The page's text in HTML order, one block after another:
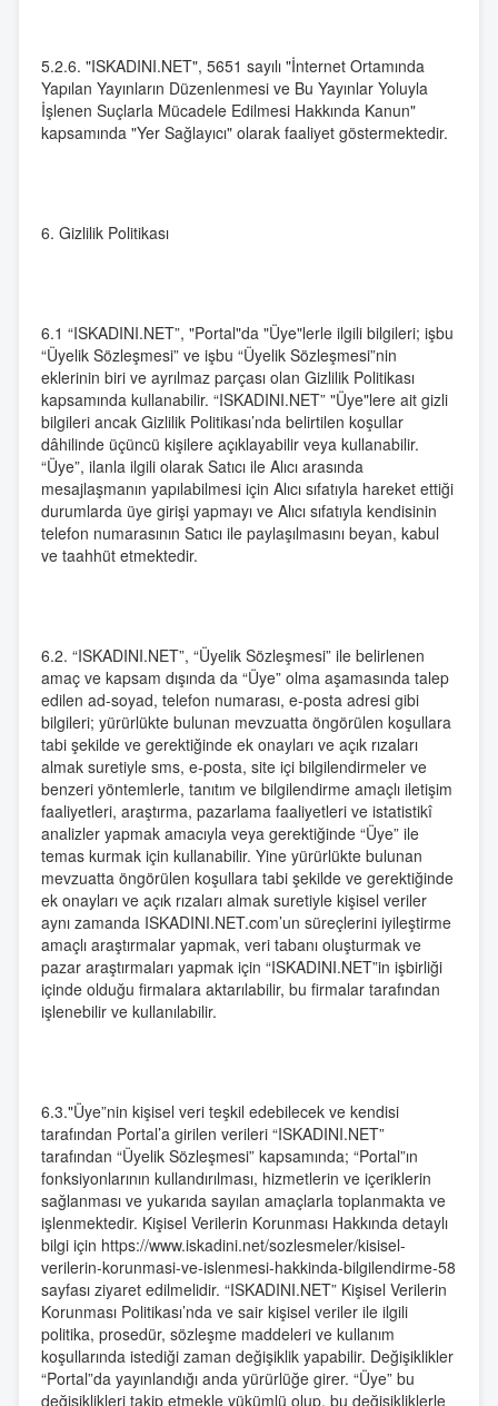
5.2.6. "ISKADINI.NET", 5651 sayılı "İnternet Ortamında
Yapılan Yayınların Düzenlenmesi ve Bu Yayınlar Yoluyla
İşlenen Suçlarla Mücadele Edilmesi Hakkında Kanun"
kapsamında "Yer Sağlayıcı" olarak faaliyet göstermektedir.
6. Gizlilik Politikası
6.1 “ISKADINI.NET”, "Portal"da "Üye"lerle ilgili bilgileri; işbu
“Üyelik Sözleşmesi” ve işbu “Üyelik Sözleşmesi”nin
eklerinin biri ve ayrılmaz parçası olan Gizlilik Politikası
kapsamında kullanabilir. “ISKADINI.NET” "Üye"lere ait gizli
bilgileri ancak Gizlilik Politikası’nda belirtilen koşullar
dâhilinde üçüncü kişilere açıklayabilir veya kullanabilir.
“Üye”, ilanla ilgili olarak Satıcı ile Alıcı arasında
mesajlaşmanın yapılabilmesi için Alıcı sıfatıyla hareket ettiği
durumlarda üye girişi yapmayı ve Alıcı sıfatıyla kendisinin
telefon numarasının Satıcı ile paylaşılmasını beyan, kabul
ve taahhüt etmektedir.
6.2. “ISKADINI.NET”, “Üyelik Sözleşmesi” ile belirlenen
amaç ve kapsam dışında da “Üye” olma aşamasında talep
edilen ad-soyad, telefon numarası, e-posta adresi gibi
bilgileri; yürürlükte bulunan mevzuatta öngörülen koşullara
tabi şekilde ve gerektiğinde ek onayları ve açık rızaları
almak suretiyle sms, e-posta, site içi bilgilendirmeler ve
benzeri yöntemlerle, tanıtım ve bilgilendirme amaçlı iletişim
faaliyetleri, araştırma, pazarlama faaliyetleri ve istatistikî
analizler yapmak amacıyla veya gerektiğinde “Üye” ile
temas kurmak için kullanabilir. Yine yürürlükte bulunan
mevzuatta öngörülen koşullara tabi şekilde ve gerektiğinde
ek onayları ve açık rızaları almak suretiyle kişisel veriler
aynı zamanda ISKADINI.NET.com’un süreçlerini iyileştirme
amaçlı araştırmalar yapmak, veri tabanı oluşturmak ve
pazar araştırmaları yapmak için “ISKADINI.NET”in işbirliği
içinde olduğu firmalara aktarılabilir, bu firmalar tarafından
işlenebilir ve kullanılabilir.
6.3."Üye”nin kişisel veri teşkil edebilecek ve kendisi
tarafından Portal’a girilen verileri “ISKADINI.NET”
tarafından “Üyelik Sözleşmesi” kapsamında; “Portal”ın
fonksiyonlarının kullandırılması, hizmetlerin ve içeriklerin
sağlanması ve yukarıda sayılan amaçlarla toplanmakta ve
işlenmektedir. Kişisel Verilerin Korunması Hakkında detaylı
bilgi için https://www.iskadini.net/sozlesmeler/kisisel-
verilerin-korunmasi-ve-islenmesi-hakkinda-bilgilendirme-58
sayfası ziyaret edilmelidir. “ISKADINI.NET” Kişisel Verilerin
Korunması Politikası’nda ve sair kişisel veriler ile ilgili
politika, prosedür, sözleşme maddeleri ve kullanım
koşullarında istediği zaman değişiklik yapabilir. Değişiklikler
“Portal”da yayınlandığı anda yürürlüğe girer. “Üye” bu
değişiklikleri takip etmekle yükümlü olup, bu değişikliklerle